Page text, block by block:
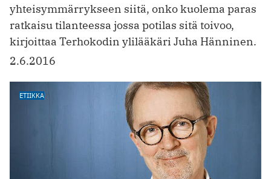
yhteisymmärrykseen siitä, onko kuolema paras
ratkaisu tilanteessa jossa potilas sitä toivoo,
kirjoittaa Terhokodin ylilääkäri Juha Hänninen.
2.6.2016
ETIIKKA